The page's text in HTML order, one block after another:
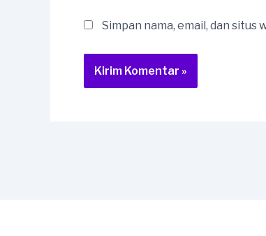
Simpan nama, email, dan